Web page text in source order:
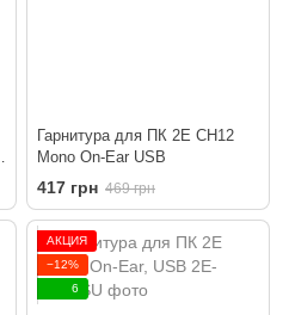
Гарнитура для ПК 2E CH12
Mono On-Ear USB
417 грн 469 грн
АКЦИЯ
−12%
6